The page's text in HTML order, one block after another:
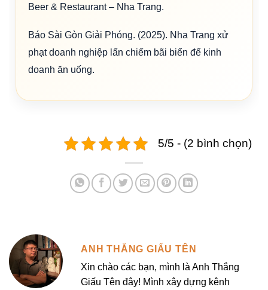
Beer & Restaurant – Nha Trang.
Báo Sài Gòn Giải Phóng. (2025). Nha Trang xử
phạt doanh nghiệp lấn chiếm bãi biển để kinh
doanh ăn uống.
5/5 - (2 bình chọn)
ANH THẮNG GIẤU TÊN
Xin chào các bạn, mình là Anh Thắng
Giấu Tên đây! Mình xây dựng kênh